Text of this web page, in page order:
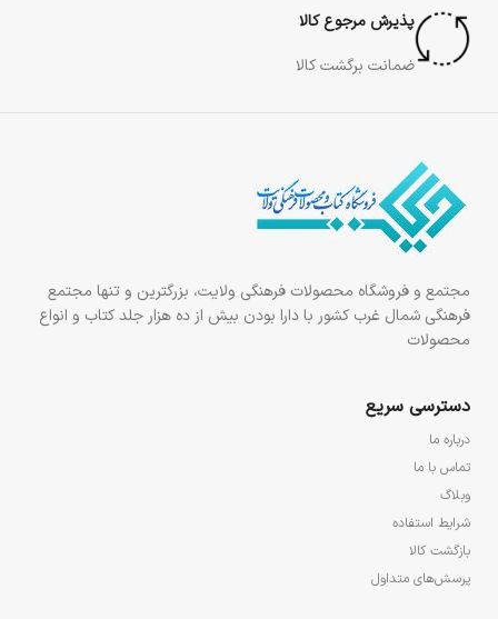
پذیرش مرجوع کالا
ضمانت برگشت کالا
مجتمع و فروشگاه محصولات فرهنگی ولایت، بزرگترین و تنها مجتمع
فرهنگی شمال غرب کشور با دارا بودن بیش از ده هزار جلد کتاب و انواع
محصولات
دسترسی سریع
درباره ما
تماس با ما
وبلاگ
شرایط استفاده
بازگشت کالا
پرسش‌های متداول